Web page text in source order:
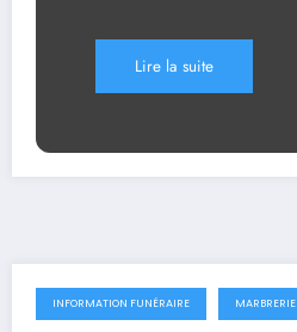
Lire la suite
17 février 2015
INFORMATION FUNÉRAIRE MARBRERIE